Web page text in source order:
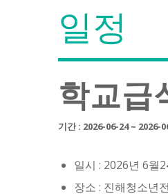
일정
학교급
기간 : 2026-06-24 ~ 2026-
일시 : 2026년 6월
장소 : 진해청소년